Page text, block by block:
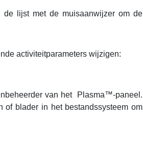
lijst met de muisaanwijzer om de
activiteitparameters wijzigen:
van het Plasma™-paneel.
of blader in het bestandssysteem om